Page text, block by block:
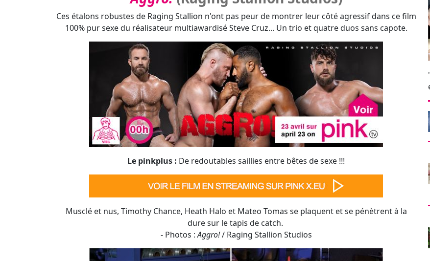
Le pinkplus : De redoutables saillies entre bêtes de sexe !!!
Musclé et nus, Timothy Chance, Heath Halo et Mateo Tomas se plaquent et se pénètrent à la
dure sur le tapis de catch.
- Photos :Aggro! / Raging Stallion Studios